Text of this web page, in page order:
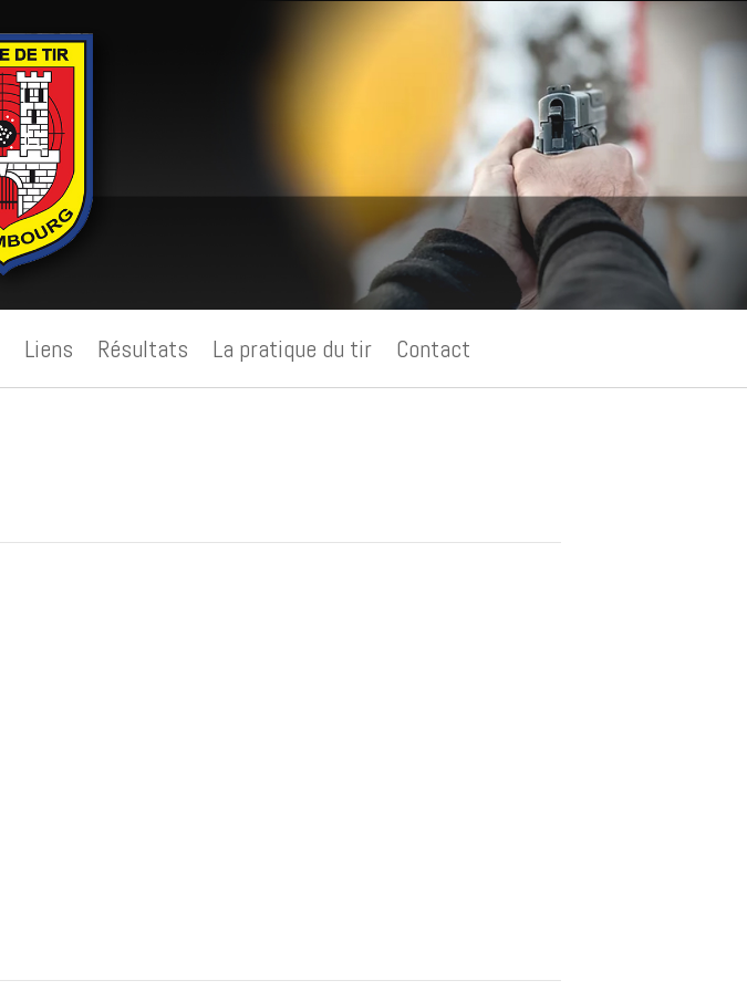
Liens Résultats La pratique du tir Contact